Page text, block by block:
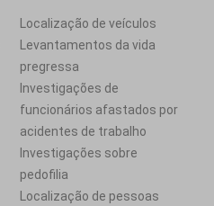
Localização de veículos
Levantamentos da vida
pregressa
Investigações de
funcionários afastados por
acidentes de trabalho
Investigações sobre
pedofilia
Localização de pessoas